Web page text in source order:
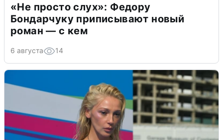
«Не просто слух»: Федору
Бондарчуку приписывают новый
роман — с кем
6 августа 14